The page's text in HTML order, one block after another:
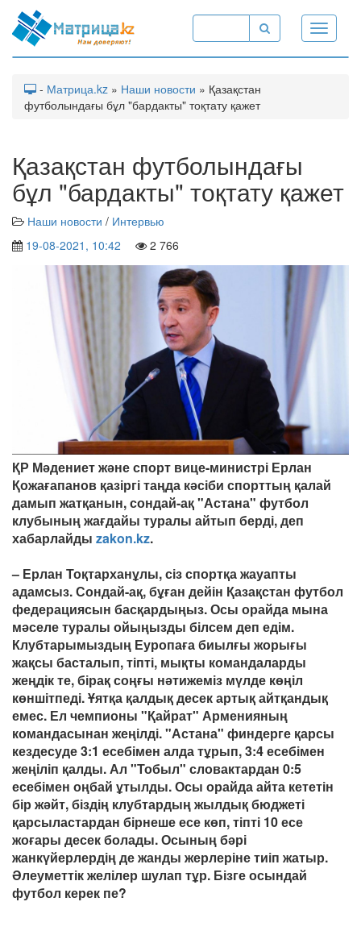
Toggle
- Матрица.kz » Наши новости » Қазақстан
футболындағы бұл "бардакты" тоқтату қажет
Қазақстан футболындағы
бұл "бардакты" тоқтату қажет
Наши новости / Интервью
19-08-2021, 10:42
2 766
ҚР Мәдениет және спорт вице-министрі Ерлан
Қожағапанов қазіргі таңда кәсіби спорттың қалай
дамып жатқанын, сондай-ақ "Астана" футбол
клубының жағдайы туралы айтып берді, деп
хабарлайды zakon.kz.
– Ерлан Тоқтарханұлы, сіз спортқа жауапты
адамсыз. Сондай-ақ, бұған дейін Қазақстан футбол
федерациясын басқардыңыз. Осы орайда мына
мәселе туралы ойыңызды білсем деп едім.
Клубтарымыздың Еуропаға биылғы жорығы
жақсы басталып, тіпті, мықты командаларды
жеңдік те, бірақ соңғы нәтижеміз мүлде көңіл
көншітпеді. Ұятқа қалдық десек артық айтқандық
емес. Ел чемпионы "Қайрат" Арменияның
командасынан жеңілді. "Астана" финдерге қарсы
кездесуде 3:1 есебімен алда тұрып, 3:4 есебімен
жеңіліп қалды. Ал "Тобыл" словактардан 0:5
есебімен оңбай ұтылды. Осы орайда айта кететін
бір жәйт, біздің клубтардың жылдық бюджеті
қарсыластардан бірнеше есе көп, тіпті 10 есе
жоғары десек болады. Осының бәрі
жанкүйерлердің де жанды жерлеріне тиіп жатыр.
Әлеуметтік желілер шулап тұр. Бізге осындай
футбол керек пе?